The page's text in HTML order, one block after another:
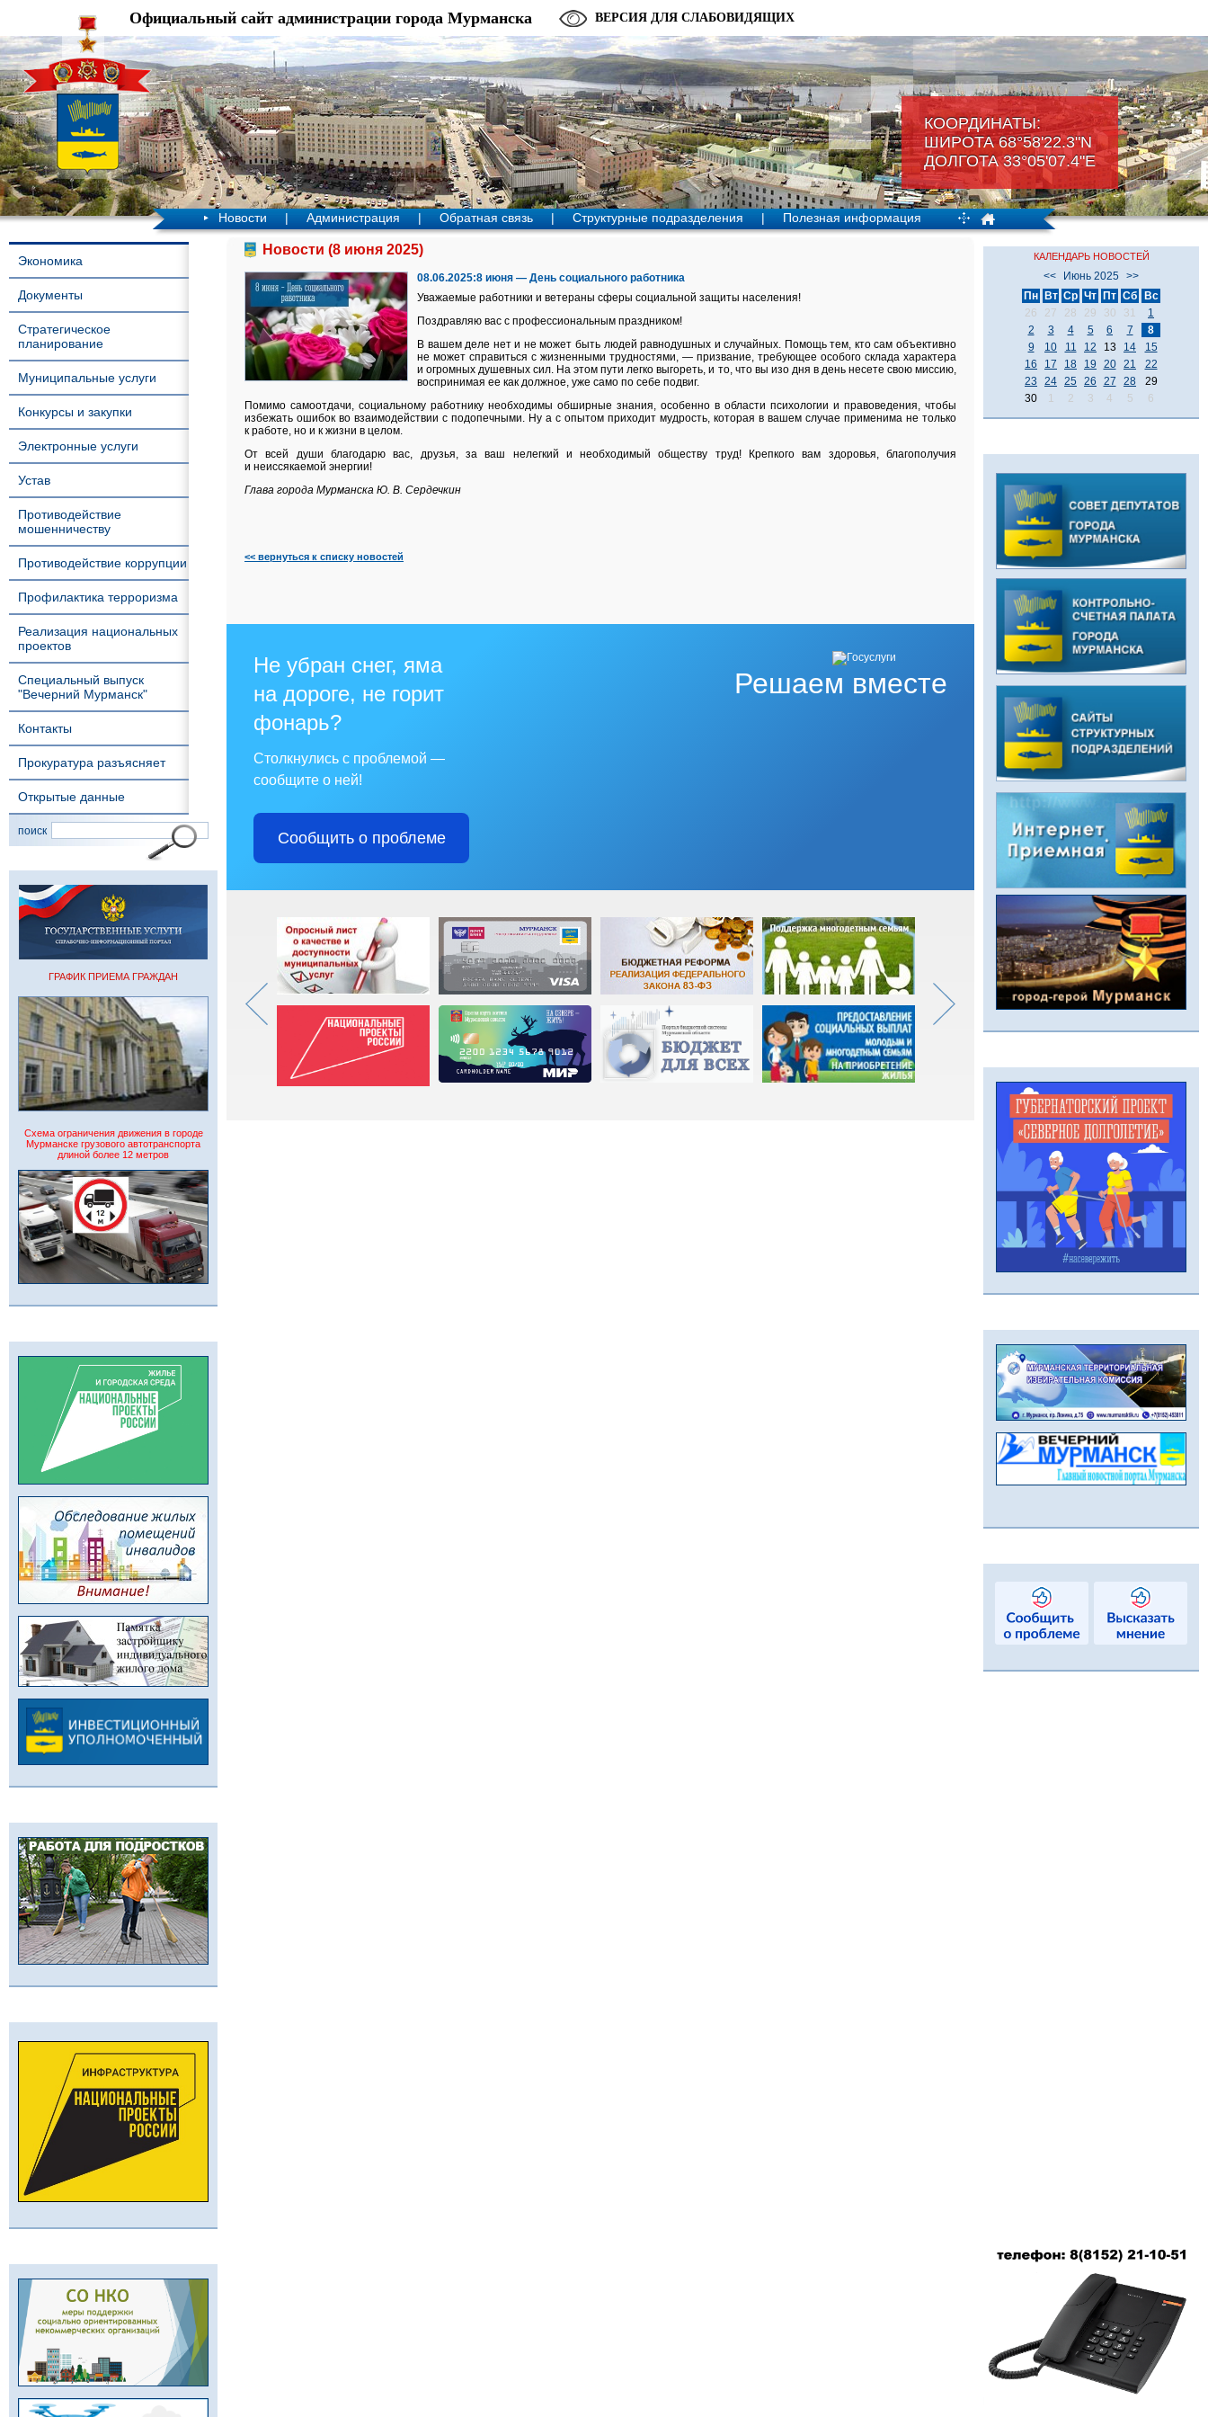
КООРДИНАТЫ:
ШИРОТА 68°58'22.3"N
ДОЛГОТА 33°05'07.4"Е
Официальный сайт администрации города Мурманска ВЕРСИЯ ДЛЯ СЛАБОВИДЯЩИХ
Новости | Администрация | Обратная связь | Структурные подразделения | Полезная информация
Экономика
Документы
Стратегическое
планирование
Муниципальные услуги
Конкурсы и закупки
Электронные услуги
Устав
Противодействие
мошенничеству
Противодействие коррупции
Профилактика терроризма
Реализация национальных
проектов
Специальный выпуск
"Вечерний Мурманск"
Контакты
Прокуратура разъясняет
Открытые данные
поиск
ГРАФИК ПРИЕМА ГРАЖДАН
Схема ограничения движения в городе
Мурманске грузового автотранспорта
длиной более 12 метров
Новости (8 июня 2025)
08.06.2025:8 июня — День социального работника
Уважаемые работники и ветераны сферы социальной защиты населения!
Поздравляю вас с профессиональным праздником!
В вашем деле нет и не может быть людей равнодушных и случайных. Помощь тем, кто сам объективно
не может справиться с жизненными трудностями, — призвание, требующее особого склада характера
и огромных душевных сил. На этом пути легко выгореть, и то, что вы изо дня в день несете свою миссию,
воспринимая ее как должное, уже само по себе подвиг.
Помимо самоотдачи, социальному работнику необходимы обширные знания, особенно в области психологии и правоведения, чтобы
избежать ошибок во взаимодействии с подопечными. Ну а с опытом приходит мудрость, которая в вашем случае применима не только
к работе, но и к жизни в целом.
От всей души благодарю вас, друзья, за ваш нелегкий и необходимый обществу труд! Крепкого вам здоровья, благополучия
и неиссякаемой энергии!
Глава города Мурманска Ю. В. Сердечкин
<< вернуться к списку новостей
Решаем вместе
Не убран снег, яма
на дороге, не горит
фонарь?
Столкнулись с проблемой —
сообщите о ней!
Сообщить о проблеме
КАЛЕНДАРЬ НОВОСТЕЙ
<< Июнь 2025
>>
Пн
Вт Ср Чт Пт Сб
Вс
26
27 28 29 30 31
1
2
3 4 5 6 7
8
9
10 11 12 13 14
15
16
17 18 19 20 21
22
23
24 25 26 27 28
29
30
1 2 3 4 5 6